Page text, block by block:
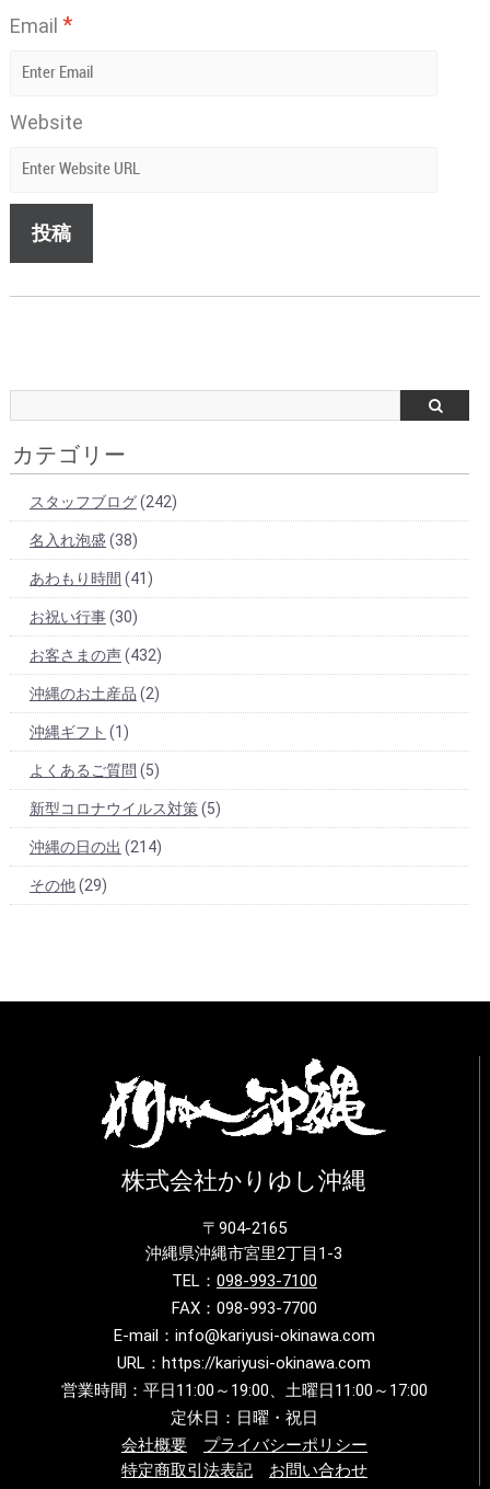
Email *
Website
カテゴリー
スタッフブログ(242)
名入れ泡盛 (38)
あわもり時間 (41)
お祝い行事(30)
お客さまの声(432)
沖縄のお土産品 (2)
沖縄ギフト (1)
よくあるご質問 (5)
新型コロナウイルス対策(5)
沖縄の日の出 (214)
その他(29)
株式会社かりゆし沖縄
〒904-2165
沖縄県沖縄市宮里2丁目1-3
TEL： 098-993-7100
FAX：098-993-7700
E-mail：info@kariyusi-okinawa.com
URL：https://kariyusi-okinawa.com
営業時間：平日11:00～19:00、土曜日11:00～17:00
定休日：日曜・祝日
会社概要
プライバシーポリシー
特定商取引法表記
お問い合わせ